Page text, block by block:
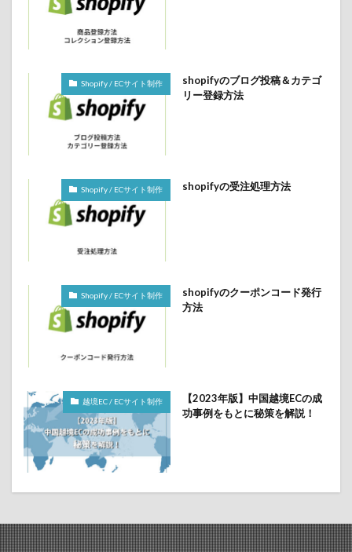
Shopify / ECサイト制作
shopifyのブログ投稿＆カテゴ
リー登録方法
Shopify / ECサイト制作 shopifyの受注処理方法
Shopify / ECサイト制作
shopifyのクーポンコード発行
方法
越境EC / ECサイト制作
【2023年版】中国越境ECの成
功事例をもとに秘策を解説！